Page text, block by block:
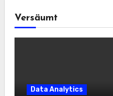
Versäumt
Data Analytics